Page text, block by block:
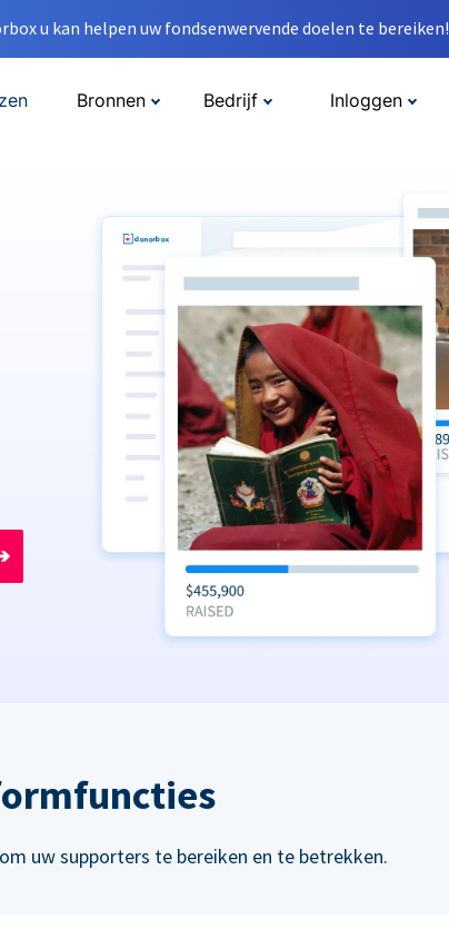
u kan helpen uw fondsenwervende doelen te bereiken!
Bronnen Bedrijf Inloggen
uw supporters te bereiken en te betrekken.